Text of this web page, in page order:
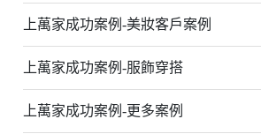
上萬家成功案例-美妝客戶案例
上萬家成功案例-服飾穿搭
上萬家成功案例-更多案例